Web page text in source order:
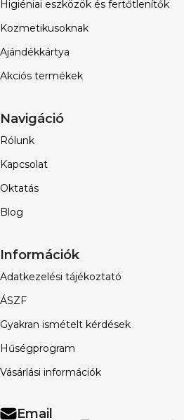
Higiéniai eszközök és fertőtlenítők
Kozmetikusoknak
Ajándékkártya
Akciós termékek
Navigáció
Rólunk
Kapcsolat
Oktatás
Blog
Információk
Adatkezelési tájékoztató
ÁSZF
Gyakran ismételt kérdések
Hűségprogram
Vásárlási információk
Email